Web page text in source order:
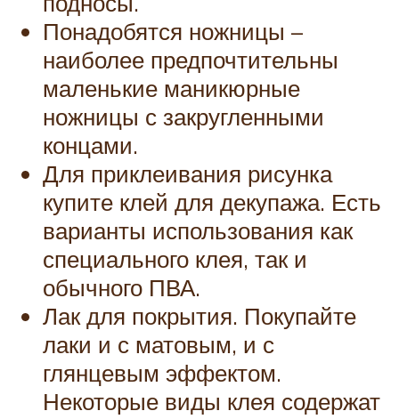
Понадобятся ножницы –
наиболее предпочтительны
маленькие маникюрные
ножницы с закругленными
концами.
Для приклеивания рисунка
купите клей для декупажа. Есть
варианты использования как
специального клея, так и
обычного ПВА.
Лак для покрытия. Покупайте
лаки и с матовым, и с
глянцевым эффектом.
Некоторые виды клея содержат